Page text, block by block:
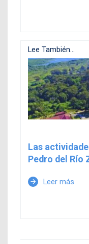
Lee También...
Las
Pedro del Río
arrow_forward Leer más